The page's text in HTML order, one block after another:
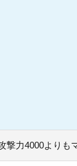
撃力4000よりも